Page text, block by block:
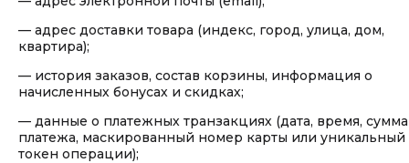
— адрес доставки товара (индекс, город, улица, дом,
квартира);
— история заказов, состав корзины, информация о
начисленных бонусах и скидках;
— данные о платежных транзакциях (дата, время, сумма
платежа, маскированный номер карты или уникальный
токен операции);